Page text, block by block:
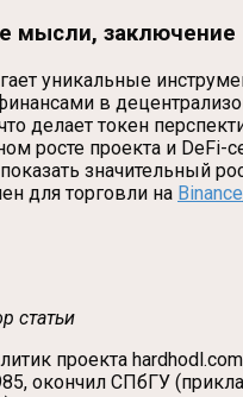
мысли, заключение
уникальные
в
делает токен
росте проекта и DeFi-
значительный
для торговли на Binance
статьи
проекта hardhodl.com
окончил СПбГУ